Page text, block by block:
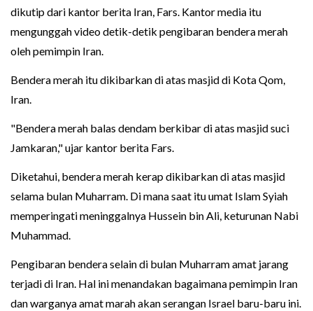
dikutip dari kantor berita Iran, Fars. Kantor media itu
mengunggah video detik-detik pengibaran bendera merah
oleh pemimpin Iran.
Bendera merah itu dikibarkan di atas masjid di Kota Qom,
Iran.
"Bendera merah balas dendam berkibar di atas masjid suci
Jamkaran," ujar kantor berita Fars.
Diketahui, bendera merah kerap dikibarkan di atas masjid
selama bulan Muharram. Di mana saat itu umat Islam Syiah
memperingati meninggalnya Hussein bin Ali, keturunan Nabi
Muhammad.
Pengibaran bendera selain di bulan Muharram amat jarang
terjadi di Iran. Hal ini menandakan bagaimana pemimpin Iran
dan warganya amat marah akan serangan Israel baru-baru ini.